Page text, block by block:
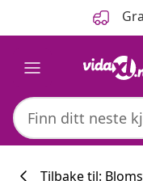
Tilbake til: